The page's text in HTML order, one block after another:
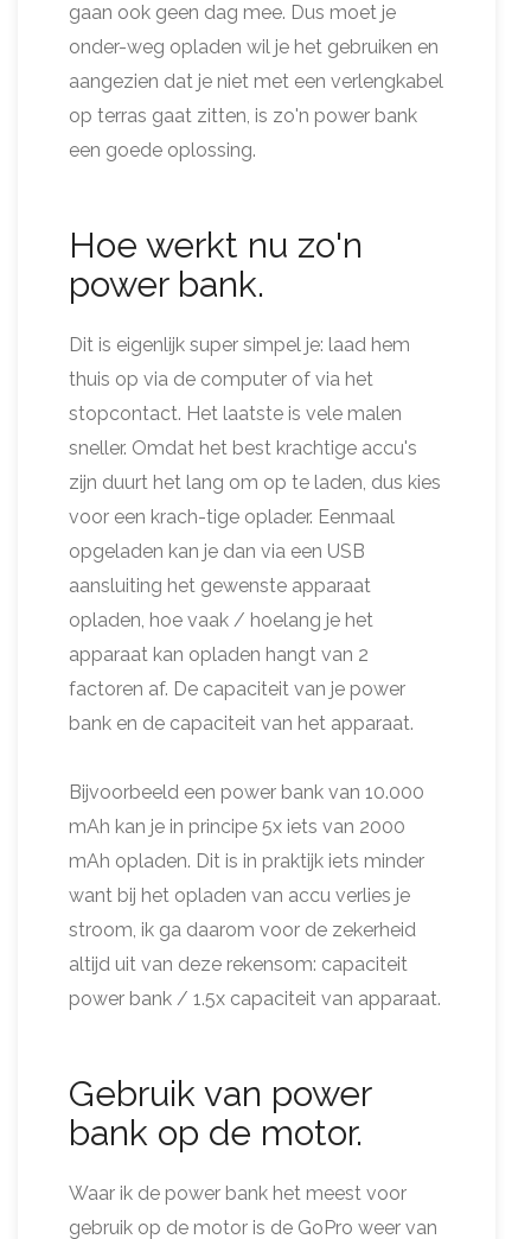
gaan ook geen dag mee. Dus moet je
onder-weg opladen wil je het gebruiken en
aangezien dat je niet met een verlengkabel
op terras gaat zitten, is zo'n power bank
een goede oplossing.
Hoe werkt nu zo'n
power bank.
Dit is eigenlijk super simpel je: laad hem
thuis op via de computer of via het
stopcontact. Het laatste is vele malen
sneller. Omdat het best krachtige accu's
zijn duurt het lang om op te laden, dus kies
voor een krach-tige oplader. Eenmaal
opgeladen kan je dan via een USB
aansluiting het gewenste apparaat
opladen, hoe vaak / hoelang je het
apparaat kan opladen hangt van 2
factoren af. De capaciteit van je power
bank en de capaciteit van het apparaat.
Bijvoorbeeld een power bank van 10.000
mAh kan je in principe 5x iets van 2000
mAh opladen. Dit is in praktijk iets minder
want bij het opladen van accu verlies je
stroom, ik ga daarom voor de zekerheid
altijd uit van deze rekensom: capaciteit
power bank / 1.5x capaciteit van apparaat.
Gebruik van power
bank op de motor.
Waar ik de power bank het meest voor
gebruik op de motor is de GoPro weer van